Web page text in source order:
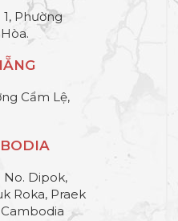
1, Phường
Cẩm Lệ,
No. Dipok,
Roka, Praek